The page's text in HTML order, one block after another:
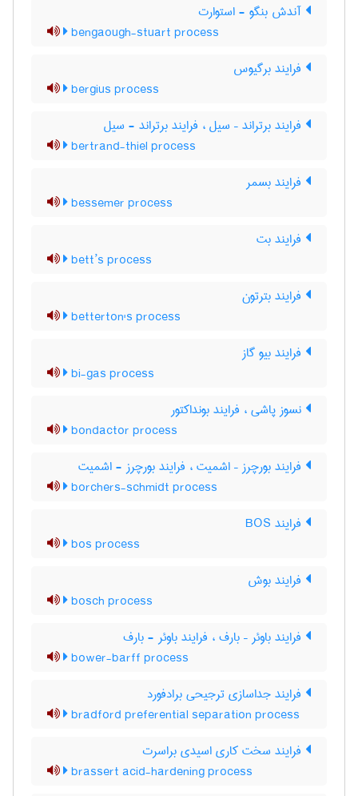
آندش بنگو - استوارت
bengaough-stuart process
فرایند برگیوس
bergius process
فرایند برتراند – سیل ، فرایند برتراند - سیل
bertrand-thiel process
فرایند بسمر
bessemer process
فرایند بت
bett’s process
فرایند بترتون
betterton's process
فرایند بیو گاز
bi-gas process
نسوز پاشی ، فرایند بونداکتور
bondactor process
فرایند بورچرز – اشمیت ، فرایند بورچرز - اشمیت
borchers-schmidt process
فرایند BOS
bos process
فرایند بوش
bosch process
فرایند باوئر – بارف ، فرایند باوئر - بارف
bower-barff process
فرایند جداسازی ترجیحی برادفورد
bradford preferential separation process
فرایند سخت کاری اسیدی براسرت
brassert acid-hardening process